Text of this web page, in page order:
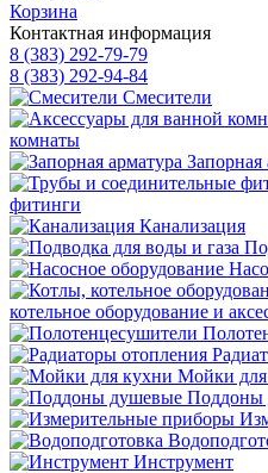
Корзина
Контактная информация
8 (383) 292-79-79
8 (383) 292-94-84
Смесители
комнаты
Запорная
фитинги
Канализация
котельное оборудование и
Мойки
Поддоны
Инструмент